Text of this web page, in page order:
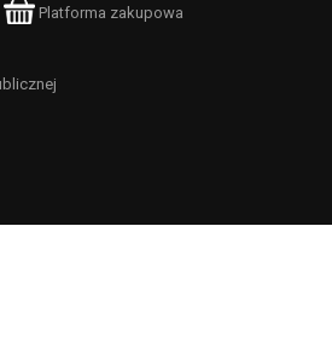
Platforma zakupowa